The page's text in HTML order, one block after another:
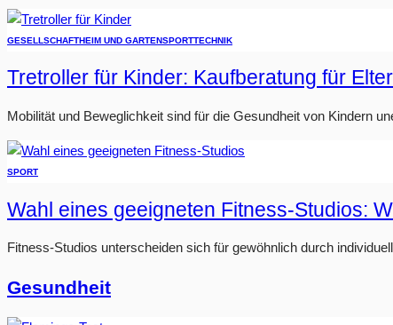
GESELLSCHAFTHEIM UND GARTENSPORTTECHNIK
Tretroller für Kinder: Kaufberatung für
Mobilität und Beweglichkeit sind für die Gesundheit von Kindern
SPORT
Wahl eines geeigneten Fitness-Studios:
Fitness-Studios unterscheiden sich für gewöhnlich durch
Gesundheit